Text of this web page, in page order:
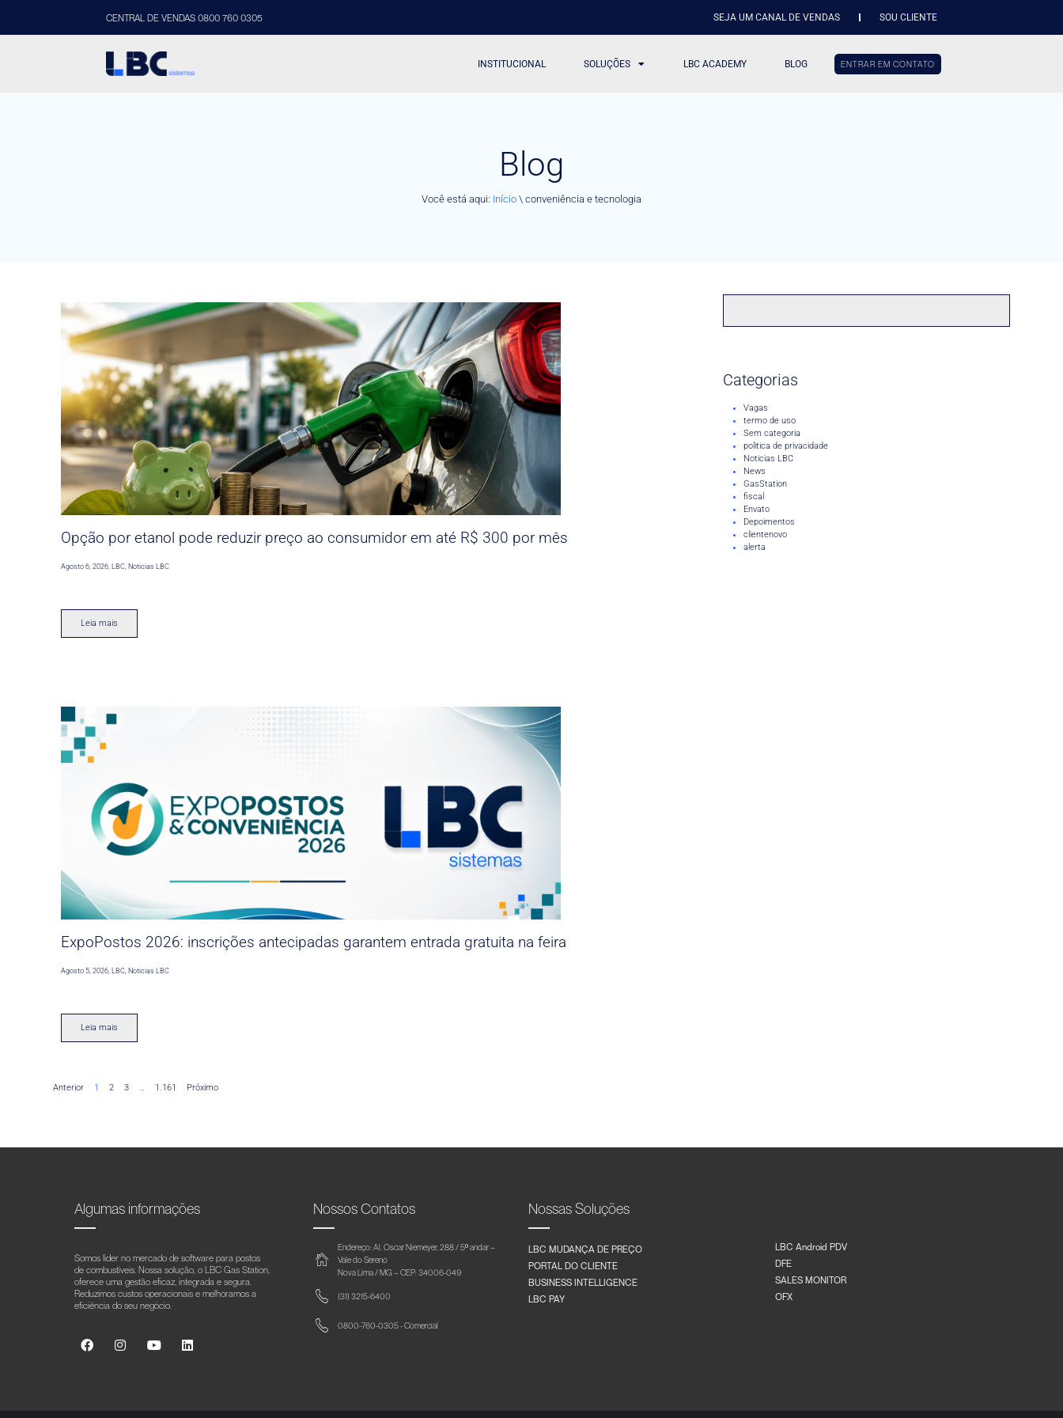
CENTRAL DE VENDAS 0800 760 0305 SEJA UM CANAL DE VENDAS SOU CLIENTE
INSTITUCIONAL SOLUÇÕES LBC ACADEMY BLOG ENTRAR EM CONTATO
Blog
Você está aqui: Início \ conveniência e tecnologia
Opção por etanol pode reduzir preço ao consumidor em até R$ 300 por mês
Agosto 6, 2026,LBC,Noticias LBC
Leia mais
ExpoPostos 2026: inscrições antecipadas garantem entrada gratuita na feira
Agosto 5, 2026 ,LBC Noticias LBC
Leia mais
Anterior 1 2 3 … 1.161 Próximo
Categorias
Vagas
termo de uso
Sem categoria
politica de privacidade
Noticias LBC
News
GasStation
fiscal
Envato
Depoimentos
clientenovo
alerta
Algumas informações
Somos líder no mercado de software para postos
de combustíveis. Nossa solução, o LBC Gas Station,
oferece uma gestão eficaz, integrada e segura.
Reduzimos custos operacionais e melhoramos a
eficiência do seu negócio.
Nossos Contatos
Endereço: Al. Oscar Niemeyer, 288 / 5º andar –
Vale do Sereno
Nova Lima / MG – CEP: 34006-049
(31) 3215-6400
0800-760-0305 - Comercial
Nossas Soluções
LBC MUDANÇA DE PREÇO
PORTAL DO CLIENTE
BUSINESS INTELLIGENCE
LBC PAY
LBC Android PDV
DFE
SALES MONITOR
OFX